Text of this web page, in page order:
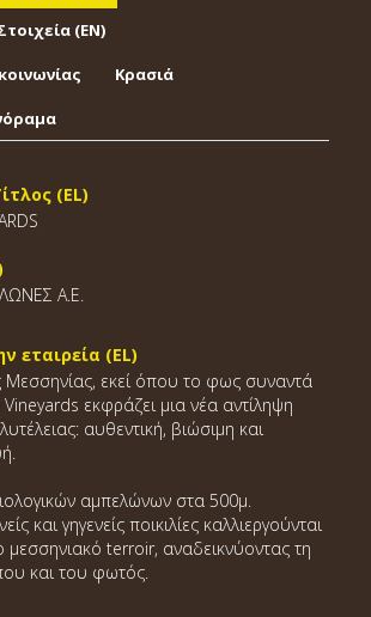
(EΝ)
Κρασιά
(EL)
Α.Ε.
εταιρεία (EL)
Μεσσηνίας, εκεί όπου το φως συναντά
εκφράζει μια νέα αντίληψη
αυθεντική, βιώσιμη και
αμπελώνων στα 500μ.
και γηγενείς ποικιλίες καλλιεργούνται
terroir, αναδεικνύοντας τη
και του φωτός.